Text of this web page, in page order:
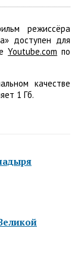
режиссёра
доступен для
Youtube.com по
качестве
1 Гб.